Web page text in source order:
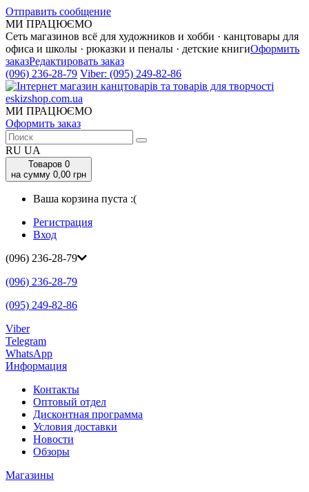
Отправить сообщение
МИ ПРАЦЮЄМО
Сеть магазинов всё для художников и хобби · канцтовары для
офиса и школы · рюказки и пеналы · детские книгиОформить
заказРедактировать заказ
(096) 236-28-79 Viber: (095) 249-82-86
МИ ПРАЦЮЄМО
Оформить заказ
RU UA
Товаров 0
на сумму 0,00 грн
Ваша корзина пуста :(
Регистрация
Вход
(096) 236-28-79
(096) 236-28-79
(095) 249-82-86
Viber
Telegram
WhatsApp
Информация
Контакты
Оптовый отдел
Дисконтная программа
Условия доставки
Новости
Обзоры
Магазины